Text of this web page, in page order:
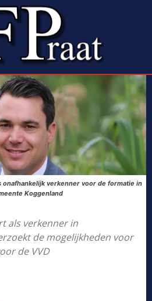
onafhankelijk verkenner voor de formatie in
Koggenland
als verkenner in
de mogelijkheden voor
de VVD